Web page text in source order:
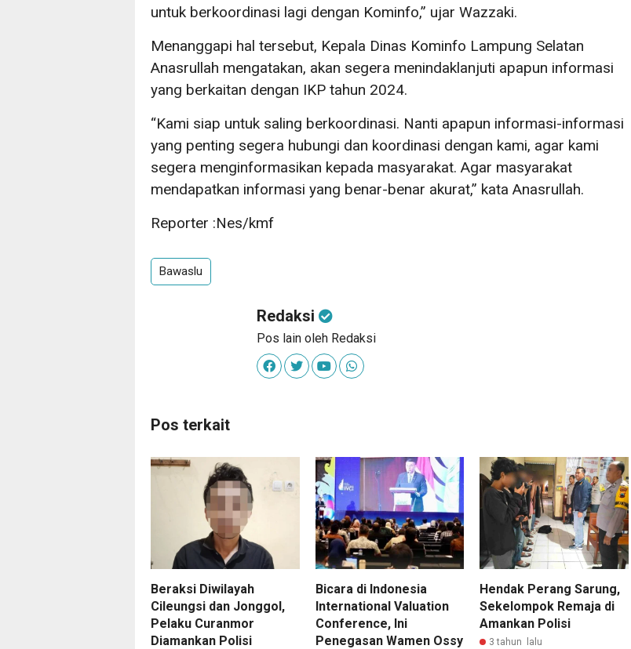
untuk berkoordinasi lagi dengan Kominfo,” ujar Wazzaki.
Menanggapi hal tersebut, Kepala Dinas Kominfo Lampung Selatan
Anasrullah mengatakan, akan segera menindaklanjuti apapun informasi
yang berkaitan dengan IKP tahun 2024.
“Kami siap untuk saling berkoordinasi. Nanti apapun informasi-informasi
yang penting segera hubungi dan koordinasi dengan kami, agar kami
segera menginformasikan kepada masyarakat. Agar masyarakat
mendapatkan informasi yang benar-benar akurat,” kata Anasrullah.
Reporter :Nes/kmf
Bawaslu
Redaksi
Pos lain oleh Redaksi
Pos terkait
Beraksi Diwilayah
Cileungsi dan Jonggol,
Pelaku Curanmor
Diamankan Polisi
Bicara di Indonesia
International Valuation
Conference, Ini
Penegasan Wamen Ossy
Hendak Perang Sarung,
Sekelompok Remaja di
Amankan Polisi
3 tahun lalu